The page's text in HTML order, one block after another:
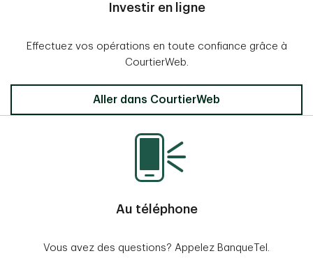
Investir en ligne
Effectuez vos opérations en toute confiance grâce à
CourtierWeb.
Aller dans CourtierWeb
Au téléphone
Vous avez des questions? Appelez BanqueTel.